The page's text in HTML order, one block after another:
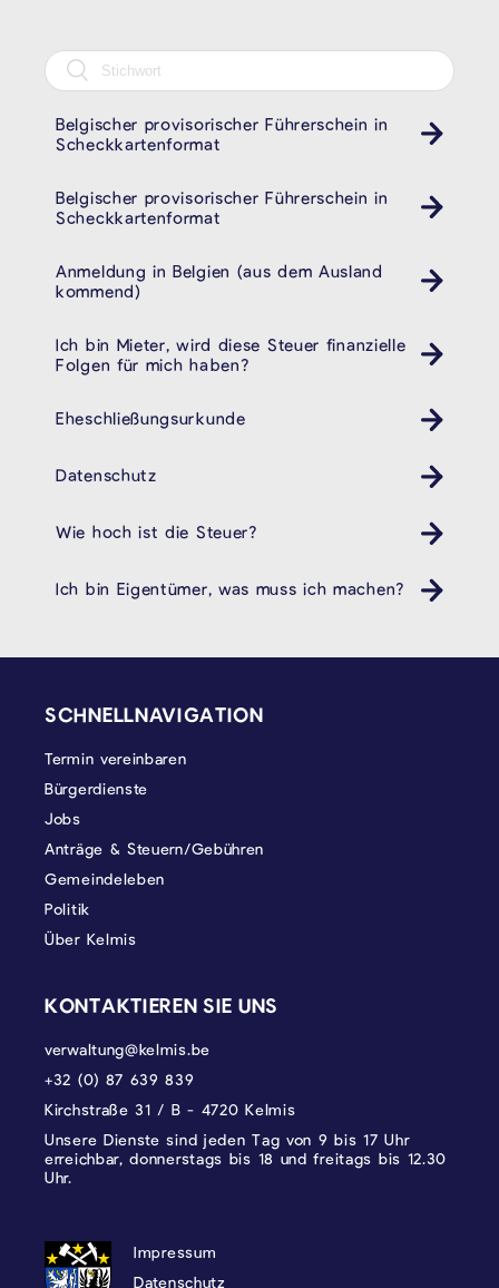
Belgischer provisorischer Führerschein in
Scheckkartenformat
Auto
Belgischer provisorischer Führerschein in
Scheckkartenformat
Auto
Anmeldung in Belgien (aus dem Ausland
kommend)
Ich bin Mieter, wird diese Steuer finanzielle
Folgen für mich haben?
Eheschließungsurkunde
Datenschutz
Wie hoch ist die Steuer?
Ich bin Eigentümer, was muss ich machen?
SCHNELLNAVIGATION
Termin vereinbaren
Bürgerdienste
Jobs
Anträge & Steuern/Gebühren
Gemeindeleben
Politik
Über Kelmis
KONTAKTIEREN SIE UNS
verwaltung@kelmis.be
+32 (0) 87 639 839
Kirchstraße 31 / B - 4720 Kelmis
Unsere Dienste sind jeden Tag von 9 bis 17 Uhr
erreichbar, donnerstags bis 18 und freitags bis 12.30
Uhr.
DATENSCHUTZ, IMPRESSUM UND
Impressum
Datenschutz